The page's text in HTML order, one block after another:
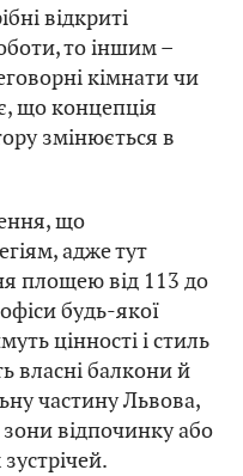
відкриті
то іншим –
кімнати чи
що концепція
змінюється в
що
адже тут
площею від 113 до
будь-якої
цінності і стиль
власні балкони й
частину Львова,
відпочинку або